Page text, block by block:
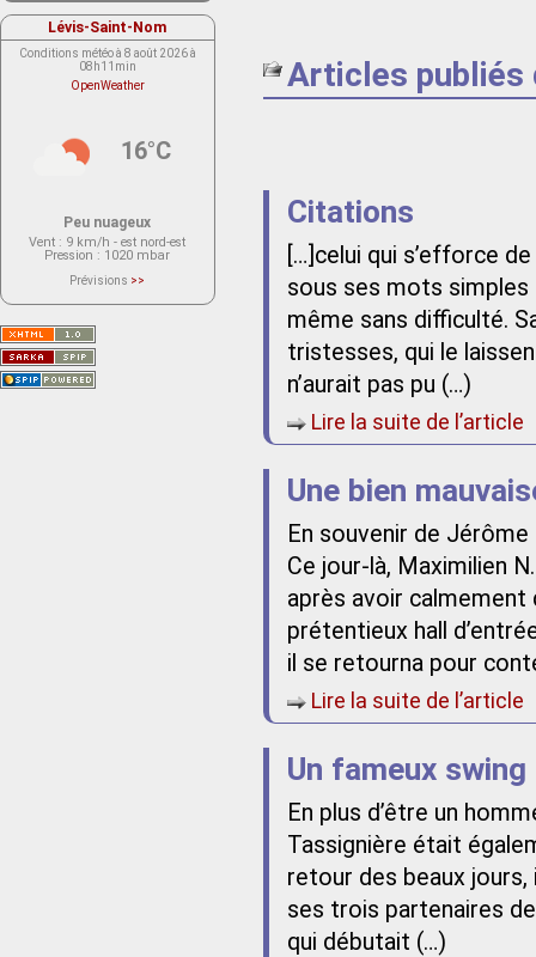
Articles publiés
Citations
[…]celui qui s’efforce
sous ses mots simples
même sans difficulté.
tristesses, qui le
n’aurait pas pu (…)
Lire la suite de l’article
Une bien
En souvenir de
Ce jour-là, Maximilien
après avoir calmement
prétentieux hall
il se retourna pour
Lire la suite de l’article
Un fameux swing
En plus d’être un
Tassignière était
retour des beaux
ses trois partenaires
qui débutait (…)
Lévis-Saint-Nom
Conditions météo à 8 août 2026 à
08h11min
OpenWeather
16°C
Peu nuageux
Vent : 9 km/h - est nord-est
Pression : 1020 mbar
Prévisions >>
actuellement aucune prévision
Saint-Nom.
Veuillez consulter le message du
service ci-dessous.
(401 - Invalid API key. Please see
https://openweathermap.org/faq#error401